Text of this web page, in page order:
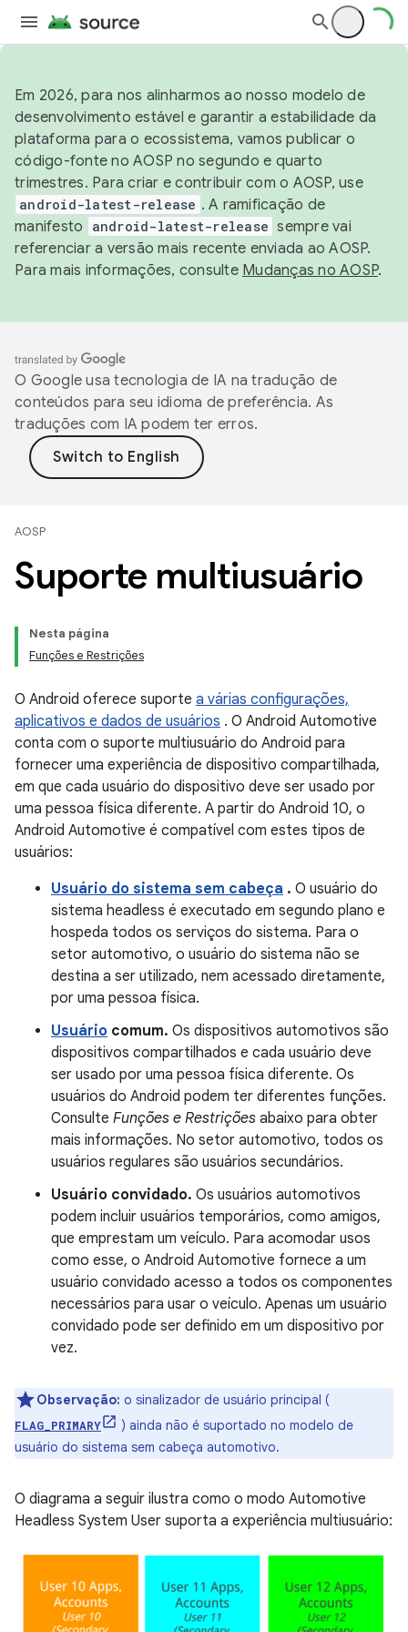
Em 2026, para nos alinharmos ao nosso modelo de
desenvolvimento estável e garantir a estabilidade da
plataforma para o ecossistema, vamos publicar o
código-fonte no AOSP no segundo e quarto
trimestres. Para criar e contribuir com o AOSP, use
android-latest-release . A ramificação de
manifesto
android-latest-release sempre vai
referenciar a versão mais recente enviada ao AOSP.
Para mais informações, consulte Mudanças no AOSP.
O Google usa tecnologia de IA na tradução de
conteúdos para seu idioma de preferência. As
traduções com IA podem ter erros.
AOSP
Suporte multiusuário
Nesta página
Funções e Restrições
O Android oferece suporte a várias configurações,
aplicativos e dados de usuários . O Android Automotive
conta com o suporte multiusuário do Android para
fornecer uma experiência de dispositivo compartilhada,
em que cada usuário do dispositivo deve ser usado por
uma pessoa física diferente. A partir do Android 10, o
Android Automotive é compatível com estes tipos de
usuários:
Usuário do sistema sem cabeça . O usuário do
sistema headless é executado em segundo plano e
hospeda todos os serviços do sistema. Para o
setor automotivo, o usuário do sistema não se
destina a ser utilizado, nem acessado diretamente,
por uma pessoa física.
Usuário comum. Os dispositivos automotivos são
dispositivos compartilhados e cada usuário deve
ser usado por uma pessoa física diferente. Os
usuários do Android podem ter diferentes funções.
Consulte Funções e Restrições abaixo para obter
mais informações. No setor automotivo, todos os
usuários regulares são usuários secundários.
Usuário convidado. Os usuários automotivos
podem incluir usuários temporários, como amigos,
que emprestam um veículo. Para acomodar usos
como esse, o Android Automotive fornece a um
usuário convidado acesso a todos os componentes
necessários para usar o veículo. Apenas um usuário
convidado pode ser definido em um dispositivo por
vez.
Observação: o sinalizador de usuário principal (
FLAG_PRIMARY
) ainda não é suportado no modelo de
usuário do sistema sem cabeça automotivo.
O diagrama a seguir ilustra como o modo Automotive
Headless System User suporta a experiência multiusuário: